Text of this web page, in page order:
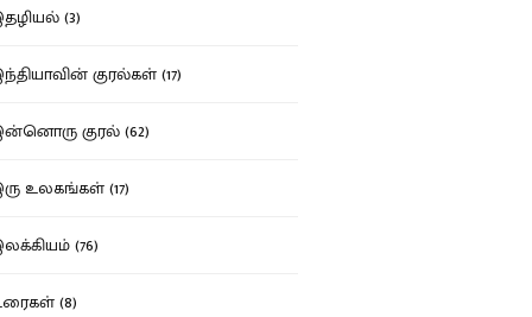
(3)
குரல்கள் (17)
குரல் (62)
உலகங்கள் (17)
(76)
(8)